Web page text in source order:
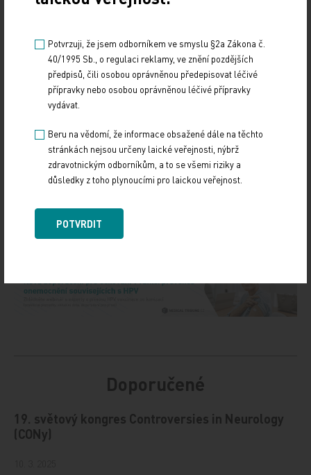
přijaly neoočkované dítě, a nyní mají sankci dva
pořadatelé zotavovacích akcí mají sankci dva
miliony, ministerstvo navrhuje 100.000 korun.
Zdroj: ČTK
Z REGIONŮ
Sdílejte článek
Doporučené
19. světový kongres Controversies in Neurology
(CONy)
Potvrzuji, že jsem odborníkem ve smyslu §2a Zákona č.
40/1995 Sb., o regulaci reklamy, ve znění pozdějších
předpisů, čili osobou oprávněnou předepisovat léčivé
přípravky nebo osobou oprávněnou léčivé přípravky
vydávat.
Beru na vědomí, že informace obsažené dále na těchto
stránkách nejsou určeny laické veřejnosti, nýbrž
zdravotnickým odborníkům, a to se všemi riziky a
důsledky z toho plynoucími pro laickou veřejnost.
POTVRDIT